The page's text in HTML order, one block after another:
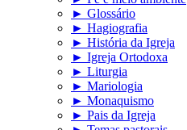
► Glossário
► Hagiografia
► História da Igreja
► Igreja Ortodoxa
► Liturgia
► Mariologia
► Monaquismo
► Pais da Igreja